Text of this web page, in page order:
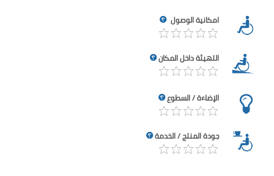
امكانية الوصول
التهيئة داخل المكان
الإضاءة / السطوع
جودة المنتج / الخدمة